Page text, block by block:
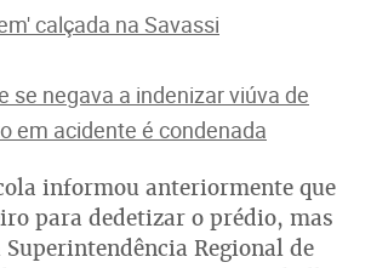
calçada na Savassi
se negava a indenizar viúva de
em acidente é condenada
informou anteriormente que
para dedetizar o prédio, mas
Regional de